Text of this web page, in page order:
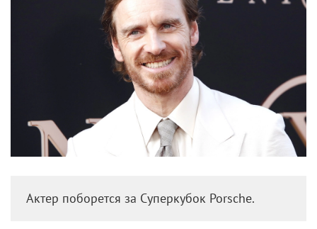
Актер поборется за Суперкубок Porsche.